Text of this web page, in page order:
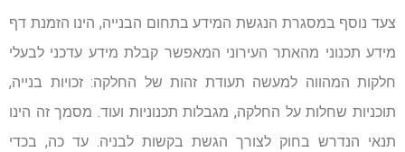
צעד נוסף במסגרת הנגשת המידע בתחום הבנייה, הינו הזמנת דף
מידע תכנוני מהאתר העירוני המאפשר קבלת מידע עדכני לבעלי
חלקות המהווה למעשה תעודת זהות של החלקה: זכויות בנייה,
תוכניות שחלות על החלקה, מגבלות תכנוניות ועוד. מסמך זה הינו
תנאי הנדרש בחוק לצורך הגשת בקשות לבניה. עד כה, בכדי